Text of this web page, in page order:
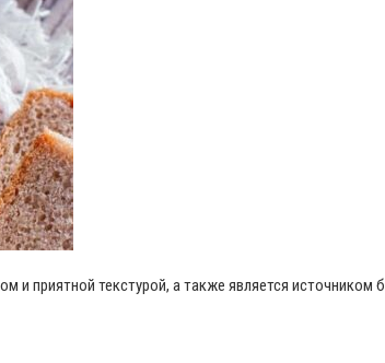
приятной текстурой, а также является источником